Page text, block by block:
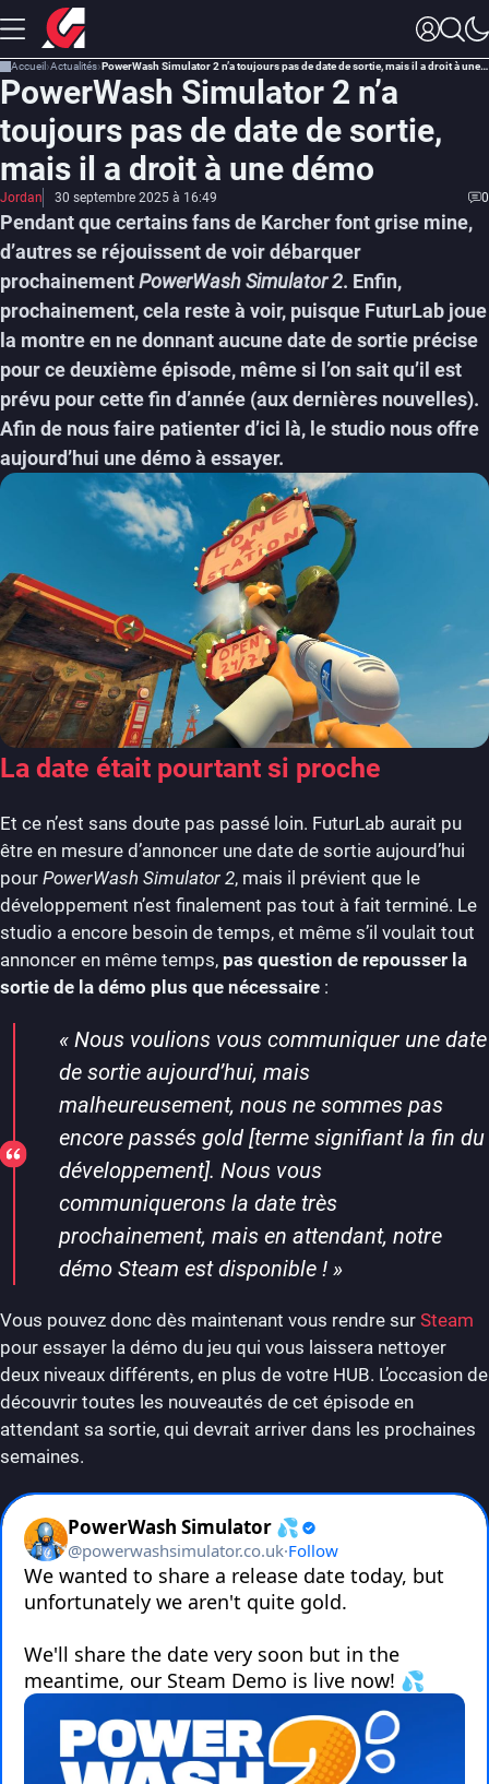
Accueil Actualités PowerWash Simulator 2 n’a toujours pas de date de sortie, mais il a droit à une démo
PowerWash Simulator 2 n’a
toujours pas de date de sortie,
mais il a droit à une démo
Jordan 30 septembre 2025 à 16:49 0
Pendant que certains fans de Karcher font grise mine,
d’autres se réjouissent de voir débarquer
prochainementPowerWash Simulator 2. Enfin,
prochainement, cela reste à voir, puisque FuturLab joue
la montre en ne donnant aucune date de sortie précise
pour ce deuxième épisode, même si l’on sait qu’il est
prévu pour cette fin d’année (aux dernières nouvelles).
Afin de nous faire patienter d’ici là, le studio nous offre
aujourd’hui une démo à essayer.
La date était pourtant si proche
Et ce n’est sans doute pas passé loin. FuturLab aurait pu
être en mesure d’annoncer une date de sortie aujourd’hui
pour PowerWash Simulator 2, mais il prévient que le
développement n’est finalement pas tout à fait terminé. Le
studio a encore besoin de temps, et même s’il voulait tout
annoncer en même temps, pas question de repousser la
sortie de la démo plus que nécessaire :
« Nous voulions vous communiquer une date
de sortie aujourd’hui, mais
malheureusement, nous ne sommes pas
encore passés gold [terme signifiant la fin du
développement]. Nous vous
communiquerons la date très
prochainement, mais en attendant, notre
démo Steam est disponible !»
Vous pouvez donc dès maintenant vous rendre sur Steam
pour essayer la démo du jeu qui vous laissera nettoyer
deux niveaux différents, en plus de votre HUB. L’occasion de
découvrir toutes les nouveautés de cet épisode en
attendant sa sortie, qui devrait arriver dans les prochaines
semaines.